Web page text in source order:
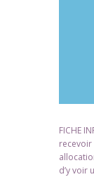
FICHE
recevoir
d’y voir